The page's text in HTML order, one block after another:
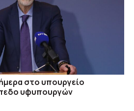
στο υπουργείο
υφυπουργών